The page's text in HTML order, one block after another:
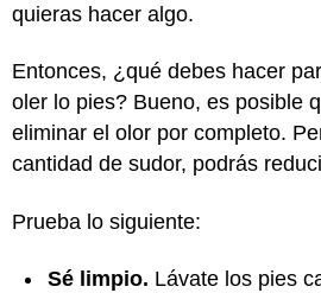
quieras hacer algo.
Entonces, ¿qué debes hacer
oler lo pies? Bueno, es posible
eliminar el olor por completo.
cantidad de sudor, podrás
Prueba lo siguiente:
Sé limpio. Lávate los pies